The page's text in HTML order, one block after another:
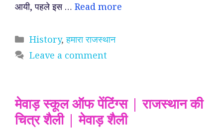
आयी, पहले इस … Read more
Categories
History,हमारा राजस्थान
Leave a comment
मेवाड़ स्कूल ऑफ पेंटिंग्स | राजस्थान की
चित्र शैली | मेवाड़ शैली